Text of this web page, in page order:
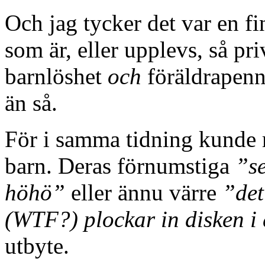
Och jag tycker det var en
som är, eller upplevs, så
barnlöshet och
än så.
För i samma tidning
barn. Deras förnumstiga
höhö” eller ännu värre
(WTF?) plockar in disken i
utbyte.